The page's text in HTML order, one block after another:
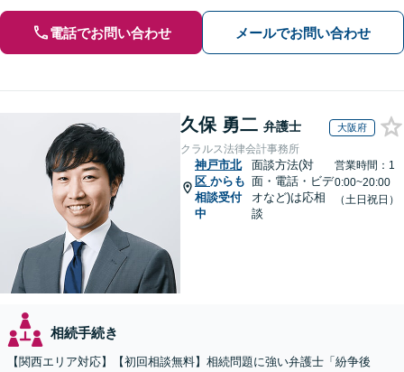
電話でお問い合わせ メールでお問い合わせ
久保 勇二 弁護士 大阪府
クラルス法律会計事務所
神戸市北
区 からも
相談受付
中
面談方法(対
面・電話・ビデ
オなど)は応相
談
営業時間：1
0:00~20:00
（土日祝日）
相続手続き
【関西エリア対応】【初回相談無料】相続問題に強い弁護士「紛争後